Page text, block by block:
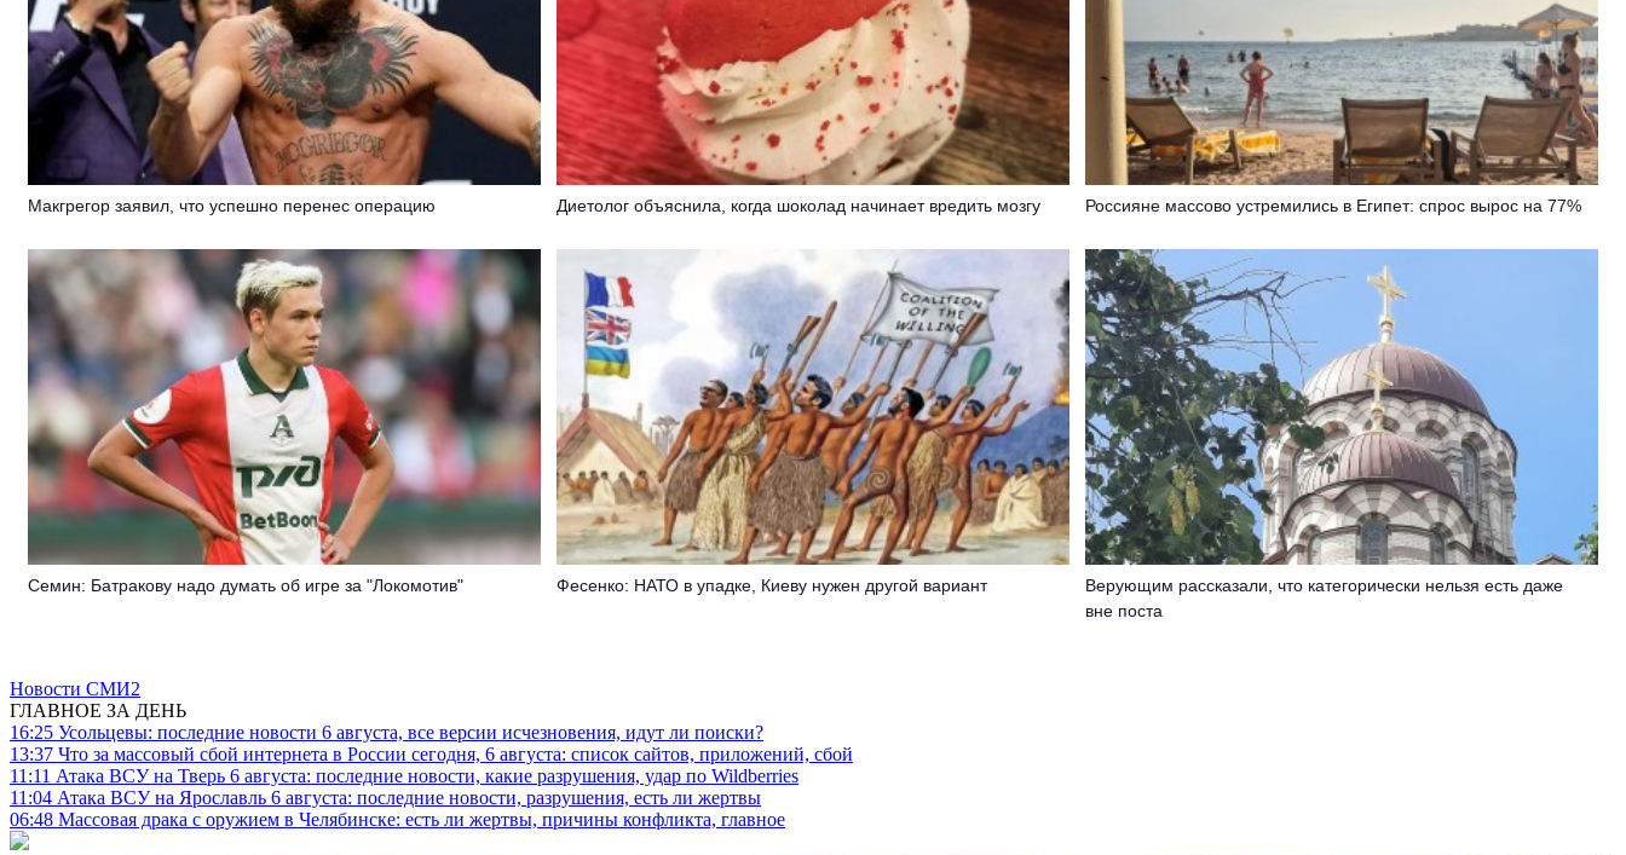
Макгрегор заявил, что успешно перенес операцию Диетолог объяснила, когда шоколад начинает вредить мозгу Россияне массово устремились в Египет: спрос вырос на 77%
Семин: Батракову надо думать об игре за "Локомотив" Фесенко: НАТО в упадке, Киеву нужен другой вариант
Верующим рассказали, что категорически нельзя есть даже
вне поста
Новости СМИ2
ГЛАВНОЕ ЗА ДЕНЬ
16:25 Усольцевы: последние новости 6 августа, все версии исчезновения, идут ли поиски?
13:37 Что за массовый сбой интернета в России сегодня, 6 августа: список сайтов, приложений, сбой
11:11 Атака ВСУ на Тверь 6 августа: последние новости, какие разрушения, удар по Wildberries
11:04 Атака ВСУ на Ярославль 6 августа: последние новости, разрушения, есть ли жертвы
06:48 Массовая драка с оружием в Челябинске: есть ли жертвы, причины конфликта, главное